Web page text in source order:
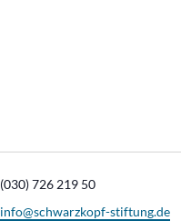
Telefon
(030) 726 219 50
Email
info@schwarzkopf-stiftung.de